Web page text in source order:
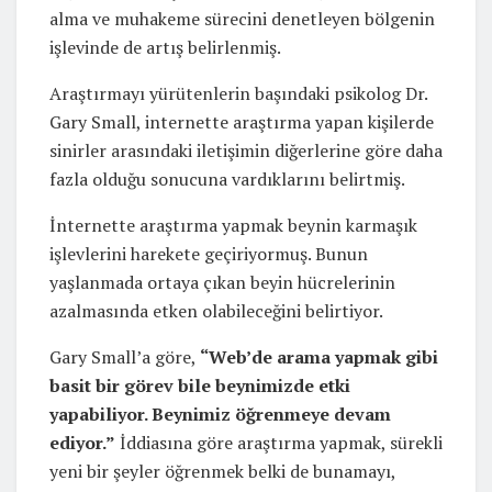
alma ve muhakeme sürecini denetleyen bölgenin
işlevinde de artış belirlenmiş.
Araştırmayı yürütenlerin başındaki psikolog Dr.
Gary Small, internette araştırma yapan kişilerde
sinirler arasındaki iletişimin diğerlerine göre daha
fazla olduğu sonucuna vardıklarını belirtmiş.
İnternette araştırma yapmak beynin karmaşık
işlevlerini harekete geçiriyormuş. Bunun
yaşlanmada ortaya çıkan beyin hücrelerinin
azalmasında etken olabileceğini belirtiyor.
Gary Small’a göre, “Web’de arama yapmak gibi
basit bir görev bile beynimizde etki
yapabiliyor. Beynimiz öğrenmeye devam
ediyor.” İddiasına göre araştırma yapmak, sürekli
yeni bir şeyler öğrenmek belki de bunamayı,